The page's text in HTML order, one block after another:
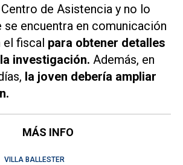
de Asistencia y no lo
se encuentra en comunicación
el fiscal para obtener detalles
investigación. Además, en
la joven debería ampliar
MÁS INFO
VILLA BALLESTER